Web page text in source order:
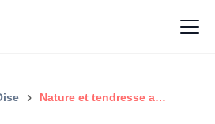
› Nature et tendresse au Jardin secret